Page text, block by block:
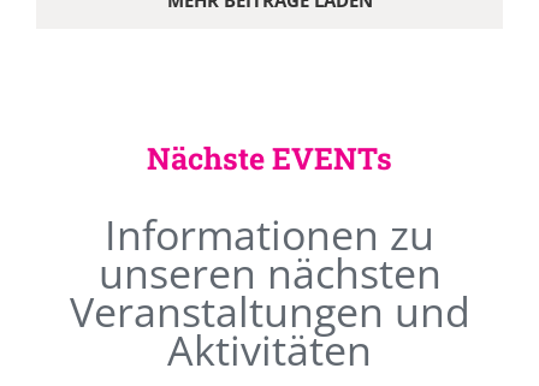
Nächste EVENTs
Informationen zu
unseren nächsten
Veranstaltungen und
Aktivitäten